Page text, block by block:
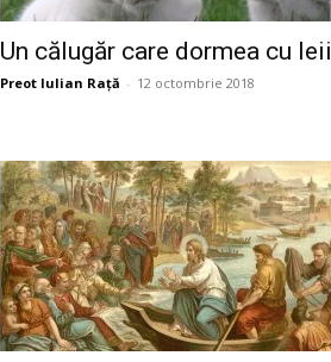
Un călugăr care dormea cu leii
Preot Iulian Raţă - 12 octombrie 2018